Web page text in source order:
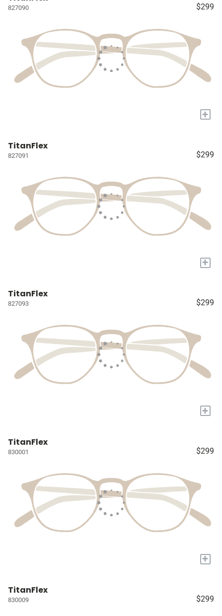
827090 $299
+
TitanFlex
827091 $299
+
TitanFlex
827093 $299
+
TitanFlex
830001 $299
+
TitanFlex
830009 $299